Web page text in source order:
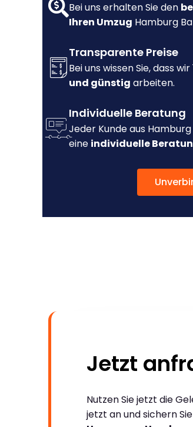
Bei uns erhalten Sie den
Ihren Umzug Hamburg
Transparente Preise
Bei uns wissen Sie, dass wir
und günstig arbeiten.
Individuelle Beratung
Jeder Kunde aus
eine individuelle
Jetzt
Nutzen Sie jetzt die
jetzt an und sichern